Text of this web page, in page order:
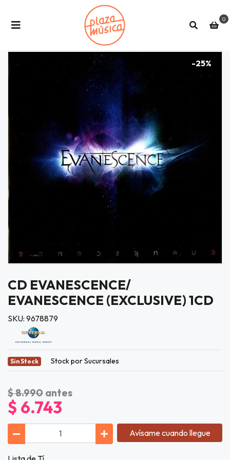
0
-25%
CD EVANESCENCE/
EVANESCENCE (EXCLUSIVE) 1CD
SKU: 9678879
Sin Stock Stock por Sucursales
$ 8.990 antes
$ 6.743
Avísame cuando llegue